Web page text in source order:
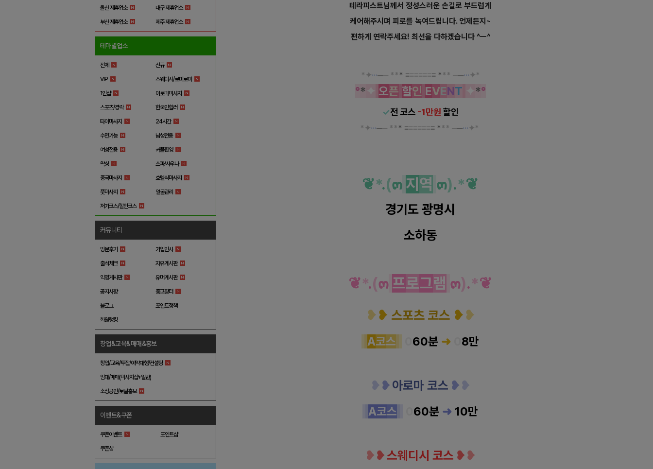
울산 제휴업소 대구 제휴업소
부산 제휴업소 제주 제휴업소
테마별업소
전체 신규
VIP 스웨디시/로미로미
1인샵 아로마마사지
스포츠/경락 한국인힐러
타이마사지 24시간
수면가능 남성전용
여성전용 커플환영
왁싱 스파/사우나
중국마사지 호텔식마사지
풋마사지 얼굴관리
저가코스/할인코스
커뮤니티
방문후기 가입인사
출석체크 자유게시판
익명게시판 유머게시판
공지사항 중고장터
블로그 포인트정책
회원랭킹
창업&교육&매매&홍보
창업/교육/투잡/예약대행/컨설팅
임대/매매(마사지샵+일반)
소상공인/토탈홍보
이벤트&쿠폰
쿠폰이벤트 포인트샵
쿠폰샵
테라피스트님께서 정성스러운 손길로 부드럽게
케어해주시며 피로를 녹여드립니다. 언제든지~
편하게 연락주세요! 최선을 다하겠습니다 ^ㅡ^
* ✦···── * * * ≡≡≡≡≡≡≡ * * * ──··· ✦ *
°* 오픈 할인 EVENT *°
✓전 코스 -1만원 할인
* ✦···── * * * ≡≡≡≡≡≡≡ * * * ──··· ✦ *
❦*.(๓ 지 역 ๓).*❦
경기도 광명시
소하동
❦*.(๓ 프로그램 ๓).*❦
❥❥ 스포츠 코스 ❥❥
A코스 60분 ➜ 8만
❥ ❥ 아로마 코스 ❥ ❥
A코스 60분 ➜ 10만
❥ ❥스웨디시 코스 ❥❥